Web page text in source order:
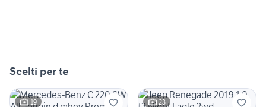
Scelti per te
19 23